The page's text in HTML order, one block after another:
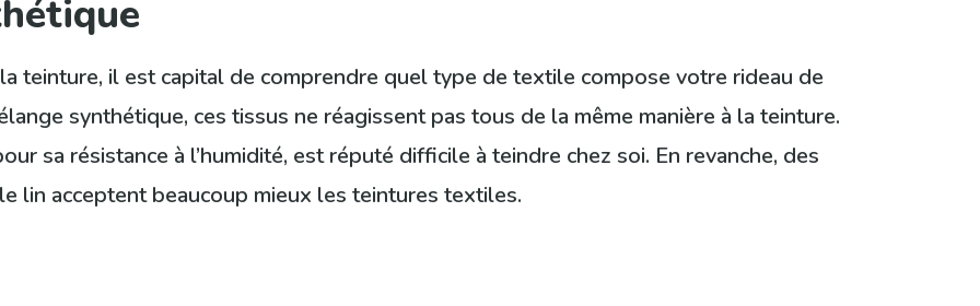
teinture, il est capital de comprendre quel type de textile compose votre rideau de
synthétique, ces tissus ne réagissent pas tous de la même manière à la teinture.
sa résistance à l’humidité, est réputé difficile à teindre chez soi. En revanche, des
lin acceptent beaucoup mieux les teintures textiles.